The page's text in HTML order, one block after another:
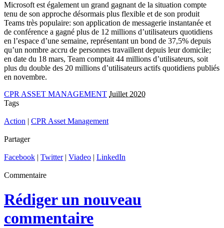
Microsoft est également un grand gagnant de la situation compte
tenu de son approche désormais plus flexible et de son produit
Teams très populaire: son application de messagerie instantanée et
de conférence a gagné plus de 12 millions d’utilisateurs quotidiens
en l’espace d’une semaine, représentant un bond de 37,5% depuis
qu’un nombre accru de personnes travaillent depuis leur domicile;
en date du 18 mars, Team comptait 44 millions d’utilisateurs, soit
plus du double des 20 millions d’utilisateurs actifs quotidiens publiés
en novembre.
CPR ASSET MANAGEMENT Juillet 2020
Tags
Action | CPR Asset Management
Partager
Facebook | Twitter| Viadeo | LinkedIn
Commentaire
Rédiger un nouveau
commentaire